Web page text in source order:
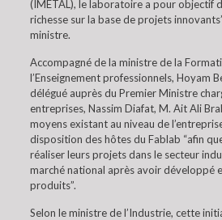
(IMETAL), le laboratoire a pour objectif
richesse sur la base de projets
ministre.
Accompagné de la ministre de la
l’Enseignement professionnels, Hoyam
délégué auprès du Premier Ministre
entreprises, Nassim Diafat, M. Ait Ali
moyens existant au niveau de
disposition des hôtes du Fablab “afin
réaliser leurs projets dans le secteur
marché national après avoir développé
produits”.
Selon le ministre de l’Industrie, cette